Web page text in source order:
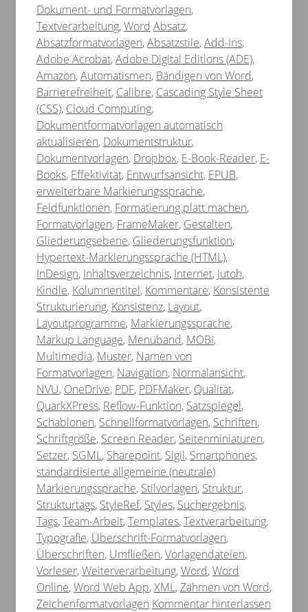
Kategorien
Dokument- und Formatvorlagen,
Textverarbeitung,Word Schlagwörter
Absatz,
Absatzformatvorlagen,Absatzstile,Add-Ins,
Adobe Acrobat,Adobe Digital Editions (ADE),
Amazon,Automatismen, Bändigen von Word,
Barrierefreiheit, Calibre, Cascading Style Sheet
(CSS), Cloud Computing,
Dokumentformatvorlagen automatisch
aktualisieren, Dokumentstruktur,
Dokumentvorlagen, Dropbox, E-Book-Reader, E-
Books, Effektivität, Entwurfsansicht, EPUB,
erweiterbare Markierungssprache,
Feldfunktionen, Formatierung platt machen,
Formatvorlagen, FrameMaker, Gestalten,
Gliederungsebene, Gliederungsfunktion,
Hypertext-Markierungssprache (HTML),
InDesign, Inhaltsverzeichnis, Internet, Jutoh,
Kindle, Kolumnentitel, Kommentare, Konsistente
Strukturierung, Konsistenz, Layout,
Layoutprogramme, Markierungssprache,
Markup Language, Menüband, MOBI,
Multimedia, Muster, Namen von
Formatvorlagen, Navigation, Normalansicht,
NVU, OneDrive, PDF, PDFMaker, Qualität,
QuarkXPress, Reflow-Funktion, Satzspiegel,
Schablonen, Schnellformatvorlagen, Schriften,
Schriftgröße, Screen Reader, Seitenminiaturen,
Setzer, SGML, Sharepoint, Sigil, Smartphones,
standardisierte allgemeine (neutrale)
Markierungssprache, Stilvorlagen, Struktur,
Strukturtags, StyleRef, Styles, Suchergebnis,
Tags,Team-Arbeit,Templates,Textverarbeitung,
Typografie, Überschrift-Formatvorlagen,
Überschriften, Umfließen,Vorlagendateien,
Vorleser,Weiterverarbeitung,Word,Word
Online,Word Web App,XML,Zähmen von Word,
Zeichenformatvorlagen Kommentar hinterlassen